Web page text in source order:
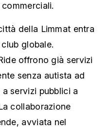
della Limmat entra
globale.
offrono già servizi
senza autista ad
servizi pubblici a
collaborazione
avviata nel